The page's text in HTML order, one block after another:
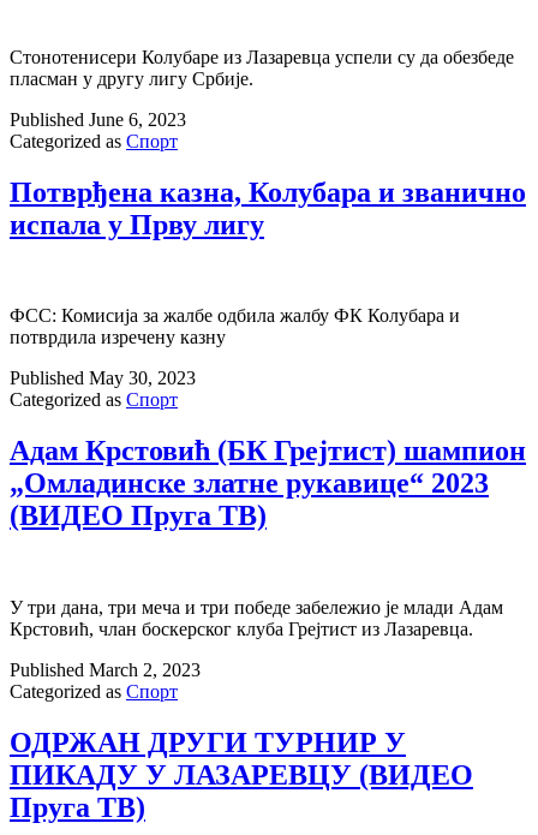
Стонотенисери Колубаре из Лазаревца успели су да обезбеде
пласман у другу лигу Србије.
Published June 6, 2023
Categorized as Спорт
Потврђена казна, Колубара и званично
испала у Прву лигу
ФСС: Комисија за жалбе одбила жалбу ФК Колубара и
потврдила изречену казну
Published May 30, 2023
Categorized as Спорт
Адам Крстовић (БК Грејтист) шампион
„Омладинске златне рукавице“ 2023
(ВИДЕО Пруга ТВ)
У три дана, три меча и три победе забележио је млади Адам
Крстовић, члан боскерског клуба Грејтист из Лазаревца.
Published March 2, 2023
Categorized as Спорт
ОДРЖАН ДРУГИ ТУРНИР У
ПИКАДУ У ЛАЗАРЕВЦУ (ВИДЕО
Пруга ТВ)